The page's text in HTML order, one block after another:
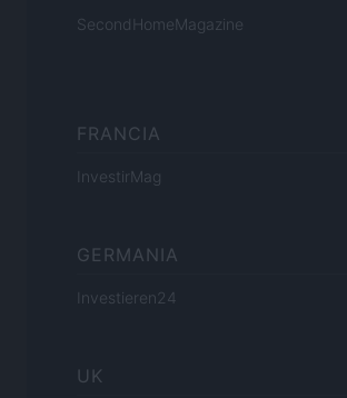
SecondHomeMagazine
FRANCIA
InvestirMag
GERMANIA
Investieren24
UK